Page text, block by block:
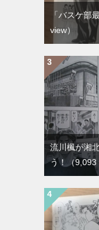
「バスケ部
view）
流川楓が湘
う！ （9,093